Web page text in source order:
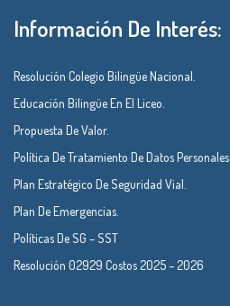
Información De Interés:
Resolución Colegio Bilingüe Nacional.
Educación Bilingüe En El Liceo.
Propuesta De Valor.
Política De Tratamiento De Datos Personales
Plan Estratégico De Seguridad Vial.
Plan De Emergencias.
Políticas De SG – SST
Resolución 02929 Costos 2025 – 2026